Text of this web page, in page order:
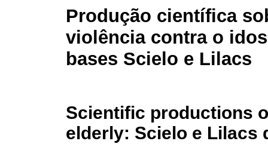
Produção científica
violência contra o
bases Scielo e Lilacs
Scientific productions
elderly: Scielo e Lilacs